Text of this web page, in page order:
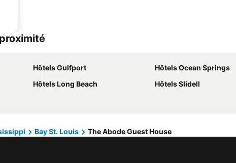
Hôtels Gulfport
Hôtels Ocean Springs
Hôtels Long Beach
Hôtels Slidell
Bay St. Louis The Abode Guest House